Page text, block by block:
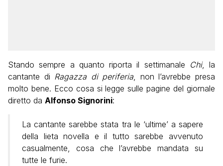
Stando sempre a quanto riporta il settimanale Chi, la
cantante di Ragazza di periferia, non l’avrebbe presa
molto bene. Ecco cosa si legge sulle pagine del giornale
diretto da Alfonso Signorini:
La cantante sarebbe stata tra le ‘ultime’ a sapere
della lieta novella e il tutto sarebbe avvenuto
casualmente, cosa che l’avrebbe mandata su
tutte le furie.